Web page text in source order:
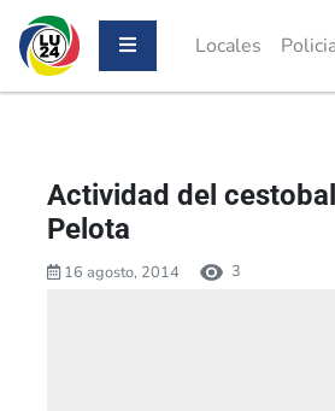
Locales
Actividad del
Pelota
16 agosto, 2014 3